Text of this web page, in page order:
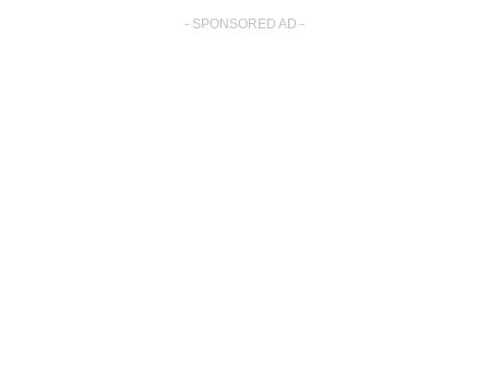
- SPONSORED AD -